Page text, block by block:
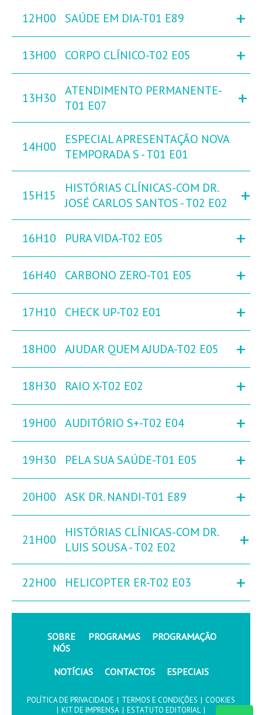
12H00 SAÚDE EM DIA-T01 E89 +
13H00 CORPO CLÍNICO-T02 E05 +
13H30
ATENDIMENTO PERMANENTE-
T01 E07
+
14H00
ESPECIAL APRESENTAÇÃO NOVA
TEMPORADA S - T01 E01
15H15
HISTÓRIAS CLÍNICAS-COM DR.
JOSÉ CARLOS SANTOS - T02 E02
+
16H10 PURA VIDA-T02 E05 +
16H40 CARBONO ZERO-T01 E05 +
17H10 CHECK UP-T02 E01 +
18H00 AJUDAR QUEM AJUDA-T02 E05 +
18H30 RAIO X-T02 E02 +
19H00 AUDITÓRIO S+-T02 E04 +
19H30 PELA SUA SAÚDE-T01 E05 +
20H00 ASK DR. NANDI-T01 E89 +
21H00
HISTÓRIAS CLÍNICAS-COM DR.
LUIS SOUSA - T02 E02
+
22H00 HELICOPTER ER-T02 E03 +
SOBRE
NÓS
PROGRAMAS PROGRAMAÇÃO
NOTÍCIAS CONTACTOS ESPECIAIS
POLÍTICA DE PRIVACIDADE | TERMOS E CONDIÇÕES | COOKIES
| KIT DE IMPRENSA | ESTATUTO EDITORIAL |